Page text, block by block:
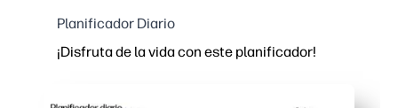
Planificador Diario
¡Disfruta de la vida con este planificador!